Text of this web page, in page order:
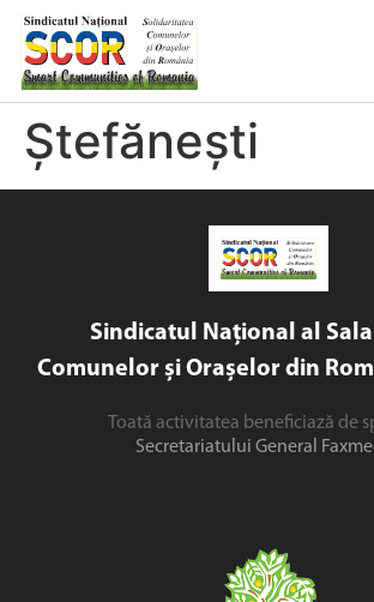
Ștefănești
Sindicatul Național al
Comunelor și Orașelor din
Toată activitatea beneficiază de
Secretariatului General